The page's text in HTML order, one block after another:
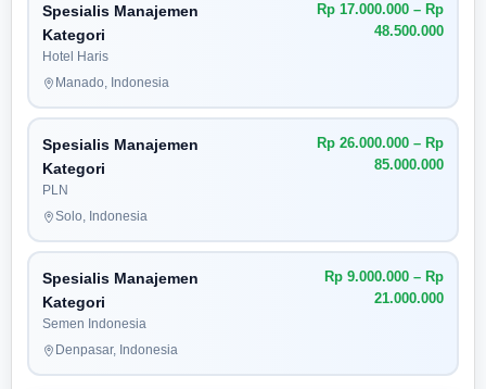
Spesialis Manajemen
Kategori
Hotel Haris
Rp 17.000.000 – Rp
48.500.000
Manado, Indonesia
Spesialis Manajemen
Kategori
PLN
Rp 26.000.000 – Rp
85.000.000
Solo, Indonesia
Spesialis Manajemen
Kategori
Semen Indonesia
Rp 9.000.000 – Rp
21.000.000
Denpasar, Indonesia